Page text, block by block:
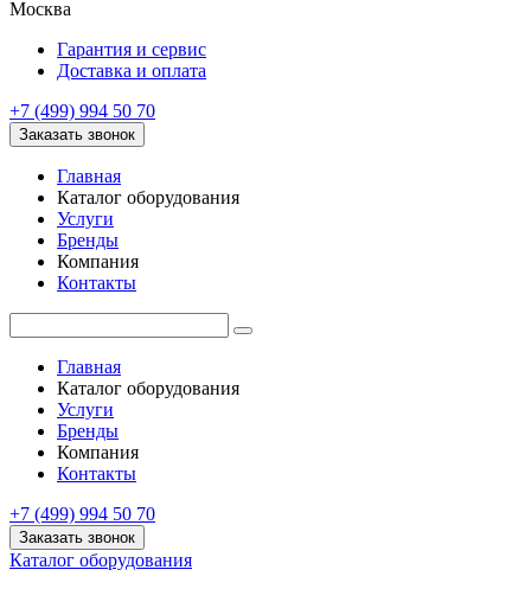
Москва
Гарантия и сервис
Доставка и оплата
+7 (499) 994 50 70
Заказать звонок
Главная
Каталог оборудования
Услуги
Бренды
Компания
Контакты
Главная
Каталог оборудования
Услуги
Бренды
Компания
Контакты
+7 (499) 994 50 70
Заказать звонок
Каталог оборудования